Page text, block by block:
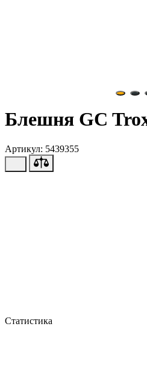
Блешня GC
Артикул: 5439355
Статистика